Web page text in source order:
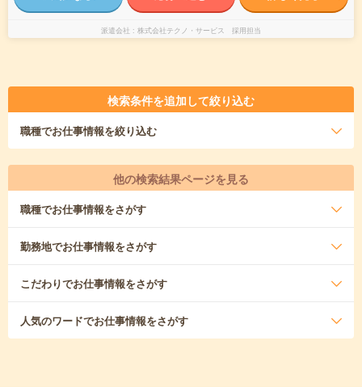
派遣会社 株式会社テクノ・サービス 採用担当
検索条件を追加して絞り込む
職種でお仕事情報を絞り込む
他の検索結果ページを見る
職種でお仕事情報をさがす
勤務地でお仕事情報をさがす
こだわりでお仕事情報をさがす
人気のワードでお仕事情報をさがす